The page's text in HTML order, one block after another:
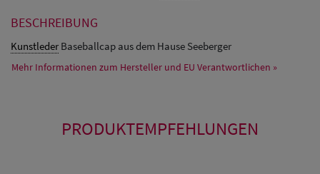
BESCHREIBUNG
Kunstleder Baseballcap aus dem Hause Seeberger
Mehr Informationen zum Hersteller und EU Verantwortlichen »
PRODUKTEMPFEHLUNGEN